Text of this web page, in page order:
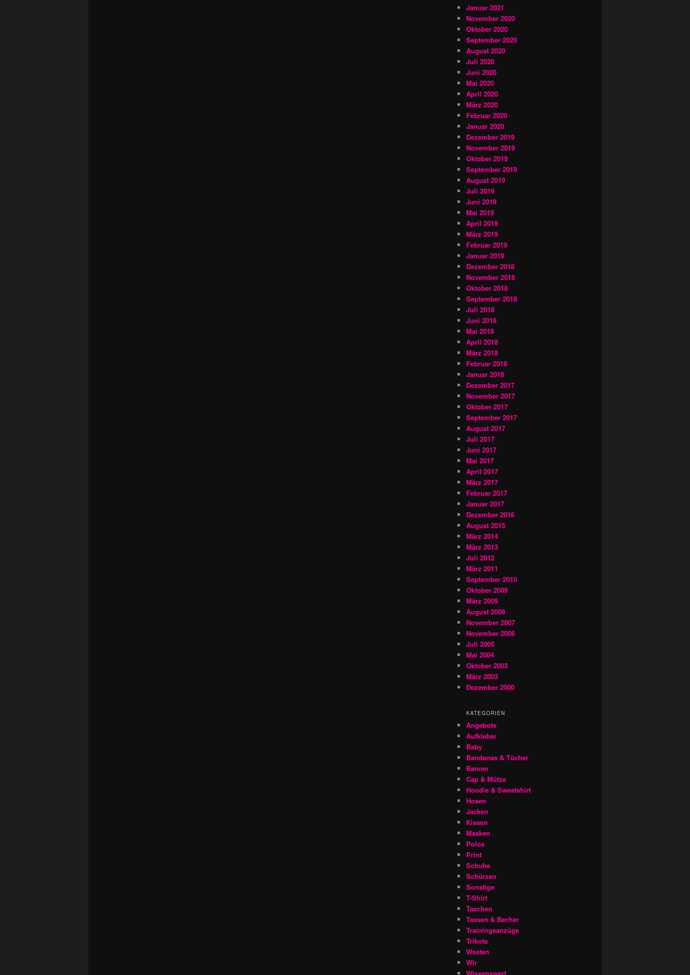
Januar 2021
November 2020
Oktober 2020
September 2020
August 2020
Juli 2020
Juni 2020
Mai 2020
April 2020
März 2020
Februar 2020
Januar 2020
Dezember 2019
November 2019
Oktober 2019
September 2019
August 2019
Juli 2019
Juni 2019
Mai 2019
April 2019
März 2019
Februar 2019
Januar 2019
Dezember 2018
November 2018
Oktober 2018
September 2018
Juli 2018
Juni 2018
Mai 2018
April 2018
März 2018
Februar 2018
Januar 2018
Dezember 2017
November 2017
Oktober 2017
September 2017
August 2017
Juli 2017
Juni 2017
Mai 2017
April 2017
März 2017
Februar 2017
Januar 2017
Dezember 2016
August 2015
März 2014
März 2013
Juli 2012
März 2011
September 2010
Oktober 2009
März 2009
August 2008
November 2007
November 2006
Juli 2005
Mai 2004
Oktober 2003
März 2003
Dezember 2000
KATEGORIEN
Angebote
Aufkleber
Baby
Bandanas & Tücher
Banner
Cap & Mütze
Hoodie & Sweatshirt
Hosen
Jacken
Kissen
Masken
Polos
Print
Schuhe
Schürzen
Sonstige
T-Shirt
Taschen
Tassen & Becher
Trainingsanzüge
Trikots
Westen
Wir
Wissenswert